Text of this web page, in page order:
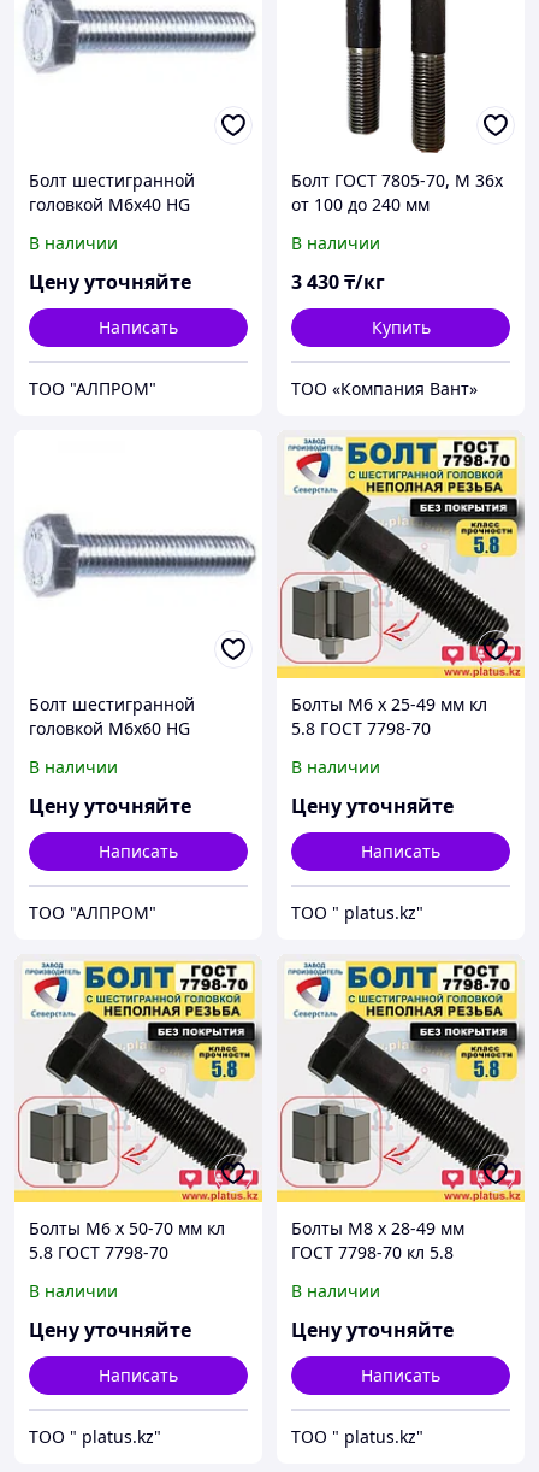
Болт шестигранной
головкой М6х40 HG
В наличии
Цену уточняйте
Написать
ТОО "АЛПРОМ"
Болт ГОСТ 7805-70, М 36х
от 100 до 240 мм
В наличии
3 430₸/кг
Купить
ТОО «Компания Вант»
Болт шестигранной
головкой М6х60 HG
В наличии
Цену уточняйте
Написать
ТОО "АЛПРОМ"
Болты М6 х 25-49 мм кл
5.8 ГОСТ 7798-70
покрытия)
В наличии
Цену уточняйте
Написать
ТОО " platus.kz"
Болты М6 х 50-70 мм кл
5.8 ГОСТ 7798-70
покрытия)
В наличии
Цену уточняйте
Написать
ТОО " platus.kz"
Болты М8 х 28-49 мм
ГОСТ 7798-70 кл 5.8
покрытия)
В наличии
Цену уточняйте
Написать
ТОО " platus.kz"